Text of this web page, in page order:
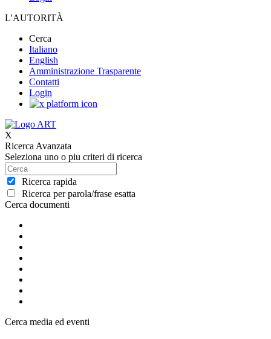
L'AUTORITÀ
Cerca
Italiano
English
Amministrazione Trasparente
Contatti
Login
X
Ricerca Avanzata
Seleziona uno o piu criteri di ricerca
Ricerca rapida
Ricerca per parola/frase esatta
Cerca documenti
Cerca media ed eventi